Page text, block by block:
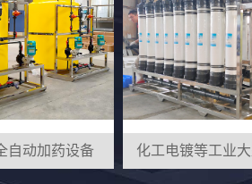
自动加药设备